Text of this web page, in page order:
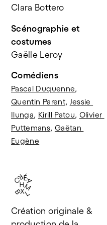
Clara Bottero
Scénographie et
costumes
Gaëlle Leroy
Comédiens
Pascal Duquenne,
Quentin Parent, Jessie
Ilunga, Kirill Patou, Olivier
Puttemans, Gaëtan
Eugène
Création originale &